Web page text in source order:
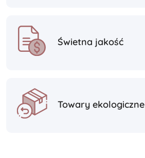
Świetna jakość
Towary ekologiczne